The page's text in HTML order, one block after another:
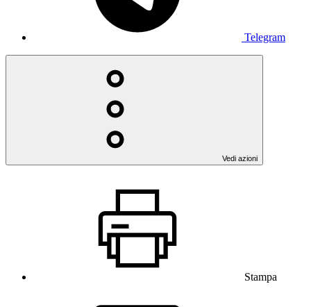
Telegram
Vedi azioni
Stampa